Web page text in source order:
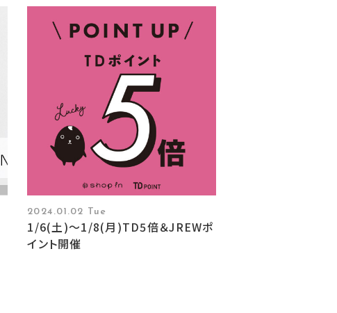
2024.01.02 Tue
1/6(土)〜1/8(月)TD5倍＆JREWポ
イント開催